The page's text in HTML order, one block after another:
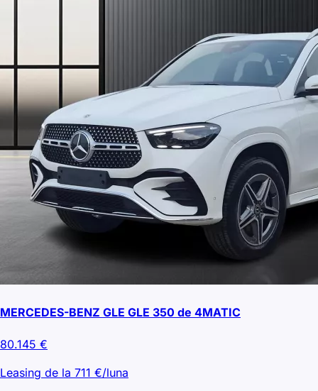
MERCEDES-BENZ GLE GLE 350 de 4MATIC
80.145 €
Leasing de la 711 €/luna